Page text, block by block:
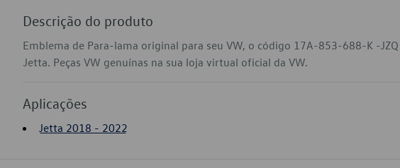
Descrição do produto
Emblema de Para-lama original para seu VW, o código 17A-853-688-K -
Jetta. Peças VW genuínas na sua loja virtual oficial da VW.
Aplicações
Jetta 2018 - 2022